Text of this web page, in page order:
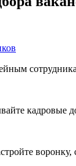
кадровые